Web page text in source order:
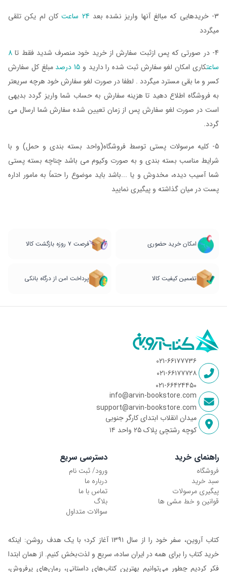
3- خریدهایی که مبالغ آنها واریز نشده بعد
کان لم یکن تلقی
میگردد
4- در صورتی که پس ازثبت سفارش از خرید خود منصرف شدید فقط تا
8
ساعتکاری امکان لغو سفارش ثبت شده را دارید و
مبلغ کل سفارش
کسر و ما بقی مسترد میگردد . لطفا در صورت لغو سفارش خود هرچه سریعتر
به فروشگاه اطلاع دهید تا هزینه سفارش به حساب شما واریز گردد بدیهی
است در صورت لغو سفارش پس از زمان تعیین شده سفارش شما ارسال می
گردد.
5- کلیه مرسولات پستی توسط فروشگاه(واحد بسته بندی و حمل) و با
شرایط مناسب بسته بندی و به صورت وکیوم می باشد چناچه بسته پستی
شما آسیب دیده، مخدوش و یا ...باشد باید موضوع را حتماً به مامور اداره
پست در میان گذاشته و پیگیری نمایید
امکان خرید حضوری فرصت ۷ روزه بازگشت کالا
تضمین کیفیت کالا پرداخت امن از درگاه بانکی
۰۲۱-۶۶۱۷۷۷۳۶
۰۲۱-۶۶۱۷۷۷۲۸
۰۲۱-۶۶۴۲۴۴۵۰
info@arvin-bookstore.com
support@arvin-bookstore.com
میدان انقلاب ابتدای کارگر جنوبی
کوچه رشتچی پلاک ۲۵ واحد ۱۴
راهنمای خرید
فروشگاه
سبد خرید
پیگیری مرسولات
قوانین و خط مشی ها
دسترسی سریع
ورود/ ثبت نام
درباره ما
تماس با ما
بلاگ
سوالات متداول
کتاب آروین، سفر خود را از سال ۱۳۹۱ آغاز کرد؛ با یک هدف روشن: اینکه
خرید کتاب را برای همه در ایران ساده، سریع و لذت‌بخش کنیم. از همان ابتدا
فکر کردیم چطور می‌توانیم بهترین کتاب‌های داستانی، رمان‌های پرفروش،